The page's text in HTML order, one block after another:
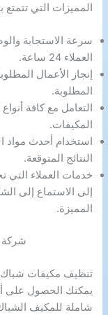
المميزات التي تتمتع
سرعة الاستجابة
العملاء 24 ساعة.
إنجاز الأعمال
المطلوبة.
التعامل مع كافة
المكيفات.
استخدام أحدث مواد
النتائج المتوقعة.
خدمات العملاء التي
إلى الاستماع إلى
المميزة.
شركة
تنظيف مكيفات شباك
يمكنك الحصول على
شاملة للمكيف